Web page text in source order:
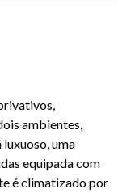
ambientes,
uma
equipada com
é climatizado por